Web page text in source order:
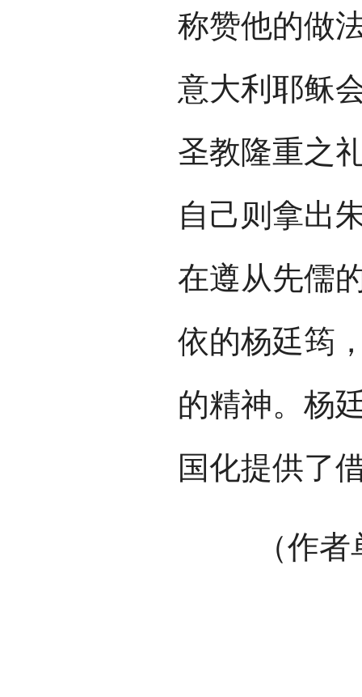
称赞他的做
意大利耶稣
圣教隆重之
自己则拿出
在遵从先儒
依的杨廷筠
的精神。杨
国化提供了
（作者单